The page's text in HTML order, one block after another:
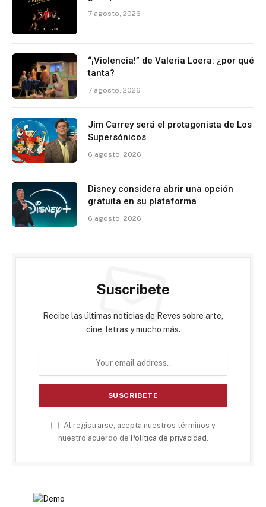
7 agosto, 2026
“¡Violencia!” de Valeria Loera: ¿por qué
tanta?
7 agosto, 2026
Jim Carrey será el protagonista de Los
Supersónicos
6 agosto, 2026
Disney considera abrir una opción
gratuita en su plataforma
6 agosto, 2026
Suscribete
Recibe las últimas noticias de Reves sobre arte,
cine, letras y mucho más.
Al registrarse, acepta nuestros términos y
nuestro acuerdo de Política de privacidad .